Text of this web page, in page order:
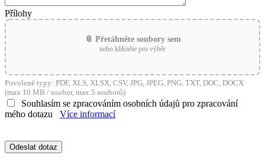
Přílohy
📎 Přetáhněte soubory sem
nebo klikněte pro výběr
Povolené typy: PDF, XLS, XLSX, CSV, JPG, JPEG, PNG, TXT, DOC, DOCX
(max 10 MB / soubor, max 5 souborů)
Souhlasím se zpracováním osobních údajů pro zpracování
mého dotazu
Více informací